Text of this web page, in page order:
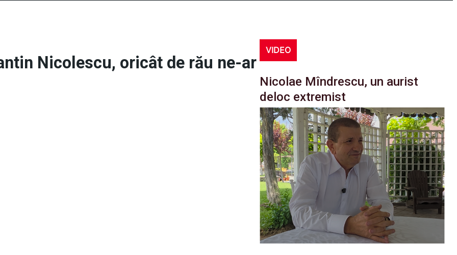
Nicolescu, oricât de rău ne-ar
VIDEO
Nicolae Mîndrescu, un aurist
deloc extremist